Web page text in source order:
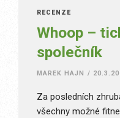
RECENZE
Whoop –
společník
MAREK HAJN /
Za posledních
všechny možné